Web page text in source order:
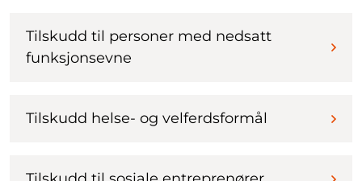
Tilskudd til personer med nedsatt
funksjonsevne
Tilskudd helse- og velferdsformål